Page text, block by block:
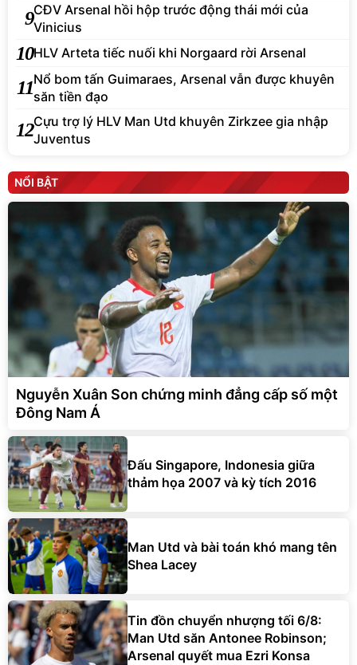
9CĐV Arsenal hồi hộp trước động thái mới của
Vinicius
10HLV Arteta tiếc nuối khi Norgaard rời Arsenal
11Nổ bom tấn Guimaraes, Arsenal vẫn được khuyên
săn tiền đạo
12Cựu trợ lý HLV Man Utd khuyên Zirkzee gia nhập
Juventus
NỔI BẬT
Nguyễn Xuân Son chứng minh đẳng cấp số một
Đông Nam Á
Đấu Singapore, Indonesia giữa
thảm họa 2007 và kỳ tích 2016
Man Utd và bài toán khó mang tên
Shea Lacey
Tin đồn chuyển nhượng tối 6/8:
Man Utd săn Antonee Robinson;
Arsenal quyết mua Ezri Konsa